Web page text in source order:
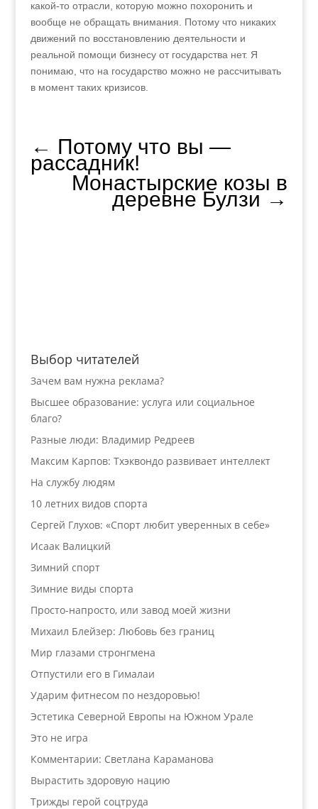
какой-то отрасли, которую можно похоронить и
вообще не обращать внимания. Потому что никаких
движений по восстановлению деятельности и
реальной помощи бизнесу от государства нет. Я
понимаю, что на государство можно не рассчитывать
в момент таких кризисов.
← Потому что вы —
рассадник!
Монастырские козы в
деревне Булзи →
Выбор читателей
Зачем вам нужна реклама?
Высшее образование: услуга или социальное
благо?
Разные люди: Владимир Редреев
Максим Карпов: Тхэквондо развивает интеллект
На службу людям
10 летних видов спорта
Сергей Глухов: «Спорт любит уверенных в себе»
Исаак Валицкий
Зимний спорт
Зимние виды спорта
Просто-напросто, или завод моей жизни
Михаил Блейзер: Любовь без границ
Мир глазами стронгмена
Отпустили его в Гималаи
Ударим фитнесом по нездоровью!
Эстетика Северной Европы на Южном Урале
Это не игра
Комментарии: Светлана Караманова
Вырастить здоровую нацию
Трижды герой соцтруда